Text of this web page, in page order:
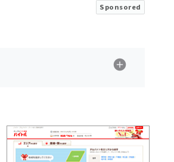
Sponsored